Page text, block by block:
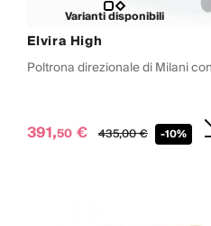
Varianti disponibili
Elvira High
Poltrona direzionale di Milani
391,50 € 435,00€ -10%